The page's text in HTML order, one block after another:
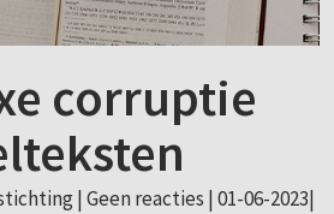
corruptie
| Geen reacties | 01-06-2023|